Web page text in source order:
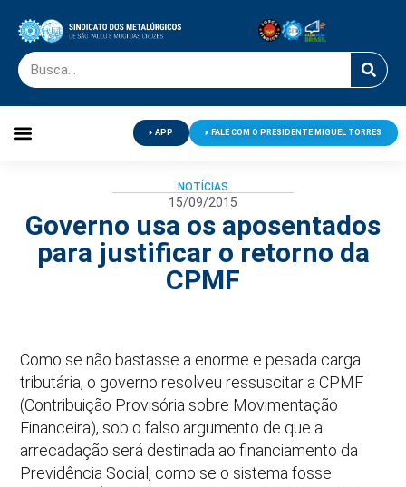
APP FALE COM O PRESIDENTE MIGUEL TORRES
NOTÍCIAS
15/09/2015
Governo usa os aposentados
para justificar o retorno da
CPMF
Como se não bastasse a enorme e pesada carga
tributária, o governo resolveu ressuscitar a CPMF
(Contribuição Provisória sobre Movimentação
Financeira), sob o falso argumento de que a
arrecadação será destinada ao financiamento da
Previdência Social, como se o sistema fosse